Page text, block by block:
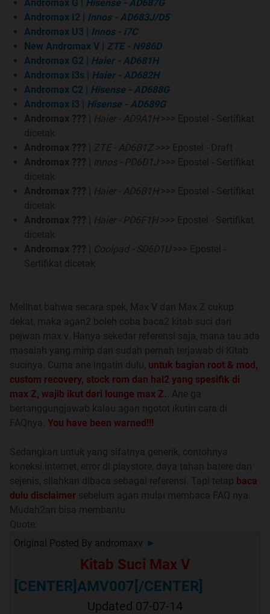
Quote:
LIST DAFTAR PENGGUNA ANDROMAX Z
Absensi dulu gan
GENERAL RULES
Quote:
1. Thread ini adalah tempat membahas dan
berdiskusi seputar Andromax Z, dilarang
membahas device lain.
2. Thread ini adalah tempat sarana berdiskusi,
Andromax G
Hisense - AD687G
Andromax I2 | Innos - AD683J/D5
Andromax U3 | Innos - i7C
New Andromax V | ZTE - N986D
Andromax G2 | Haier - AD681H
Andromax i3s | Haier - AD682H
Andromax C2 | Hisense - AD688G
Andromax i3 | Hisense - AD689G
Andromax ???
Haier - AD9A1H>>> Epostel - Sertifikat
dicetak
Andromax ???
ZTE - AD6B1Z >>> Epostel - Draft
Andromax ???
Innos - PD6D1J>>> Epostel - Sertifikat
dicetak
Andromax ???
Haier - AD6B1H>>> Epostel - Sertifikat
dicetak
Andromax ???
Haier - PD6F1H>>> Epostel - Sertifikat
dicetak
Andromax ???
Coolpad - SD6D1U>>> Epostel -
Sertifikat dicetak
Melihat bahwa secara spek, Max V dan Max Z cukup
dekat, maka agan2 boleh coba baca2 kitab suci dari
pejwan max v. Hanya sekedar referensi saja, mana tau ada
masalah yang mirip dan sudah pernah terjawab di Kitab
sucinya. Cuma ane ingatin dulu, untuk bagian root & mod,
custom recovery, stock rom dan hal2 yang spesifik di
max Z, wajib ikut dari lounge max Z. . Ane ga
bertanggungjawab kalau agan ngotot ikutin cara di
FAQnya. You have been warned!!!
Sedangkan untuk yang sifatnya generik, contohnya
koneksi internet, error di playstore, daya tahan batere dan
sejenis, silahkan dibaca sebagai referensi. Tapi tetap baca
dulu disclaimer sebelum agan mulai membaca FAQ nya.
Mudah2an bisa membantu
Quote:
Original Posted By andromaxv ►
Kitab Suci Max V
[CENTER]AMV007[/CENTER]
Updated 07-07-14